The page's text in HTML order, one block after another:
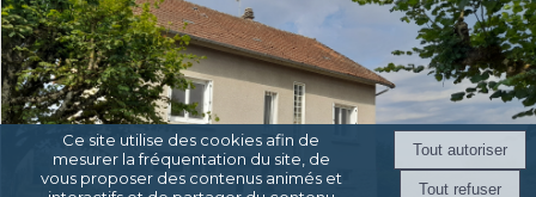
Ce site utilise des cookies afin de
mesurer la fréquentation du site, de
vous proposer des contenus animés et